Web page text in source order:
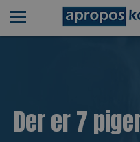
Der er 7